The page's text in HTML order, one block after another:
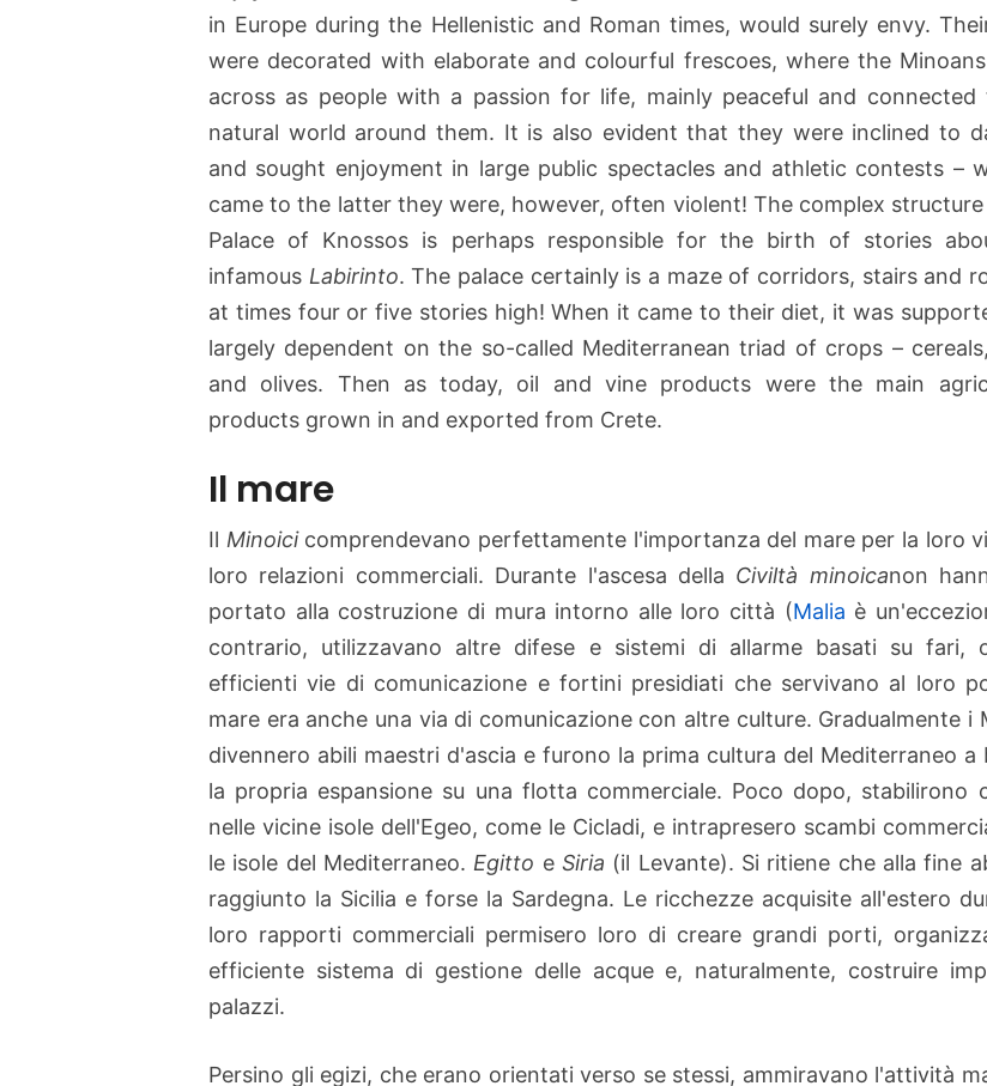
in Europe during the Hellenistic and Roman times, would surely envy.
were decorated with elaborate and colourful frescoes, where the
across as people with a passion for life, mainly peaceful and
natural world around them. It is also evident that they were inclined to
and sought enjoyment in large public spectacles and athletic contests –
came to the latter they were, however, often violent! The complex
Palace of Knossos is perhaps responsible for the birth of stories
infamous Labirinto. The palace certainly is a maze of corridors, stairs and
at times four or five stories high! When it came to their diet, it was
largely dependent on the so-called Mediterranean triad of crops –
and olives. Then as today, oil and vine products were the main
products grown in and exported from Crete.
Il mare
Il Minoicicomprendevano perfettamente l'importanza del mare per la loro
loro relazioni commerciali. Durante l'ascesa della Civiltà minoicanon
portato alla costruzione di mura intorno alle loro città (Malia è
contrario, utilizzavano altre difese e sistemi di allarme basati su fari,
efficienti vie di comunicazione e fortini presidiati che servivano al loro
mare era anche una via di comunicazione con altre culture. Gradualmente i
divennero abili maestri d'ascia e furono la prima cultura del Mediterraneo a
la propria espansione su una flotta commerciale. Poco dopo, stabilirono
nelle vicine isole dell'Egeo, come le Cicladi, e intrapresero scambi
le isole del Mediterraneo.Egitto e Siria (il Levante). Si ritiene che alla fine
raggiunto la Sicilia e forse la Sardegna. Le ricchezze acquisite all'estero
loro rapporti commerciali permisero loro di creare grandi porti,
efficiente sistema di gestione delle acque e, naturalmente, costruire
palazzi.
Persino gli egizi, che erano orientati verso se stessi, ammiravano l'attività